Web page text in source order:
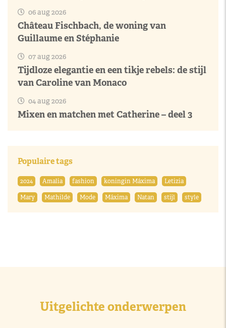
06 aug 2026
Château Fischbach, de woning van
Guillaume en Stéphanie
07 aug 2026
Tijdloze elegantie en een tikje rebels: de stijl
van Caroline van Monaco
04 aug 2026
Mixen en matchen met Catherine – deel 3
Populaire tags
2024 Amalia fashion koningin Máxima
Letizia
Mary
Mathilde Mode Máxima Natan stijl style
Uitgelichte onderwerpen